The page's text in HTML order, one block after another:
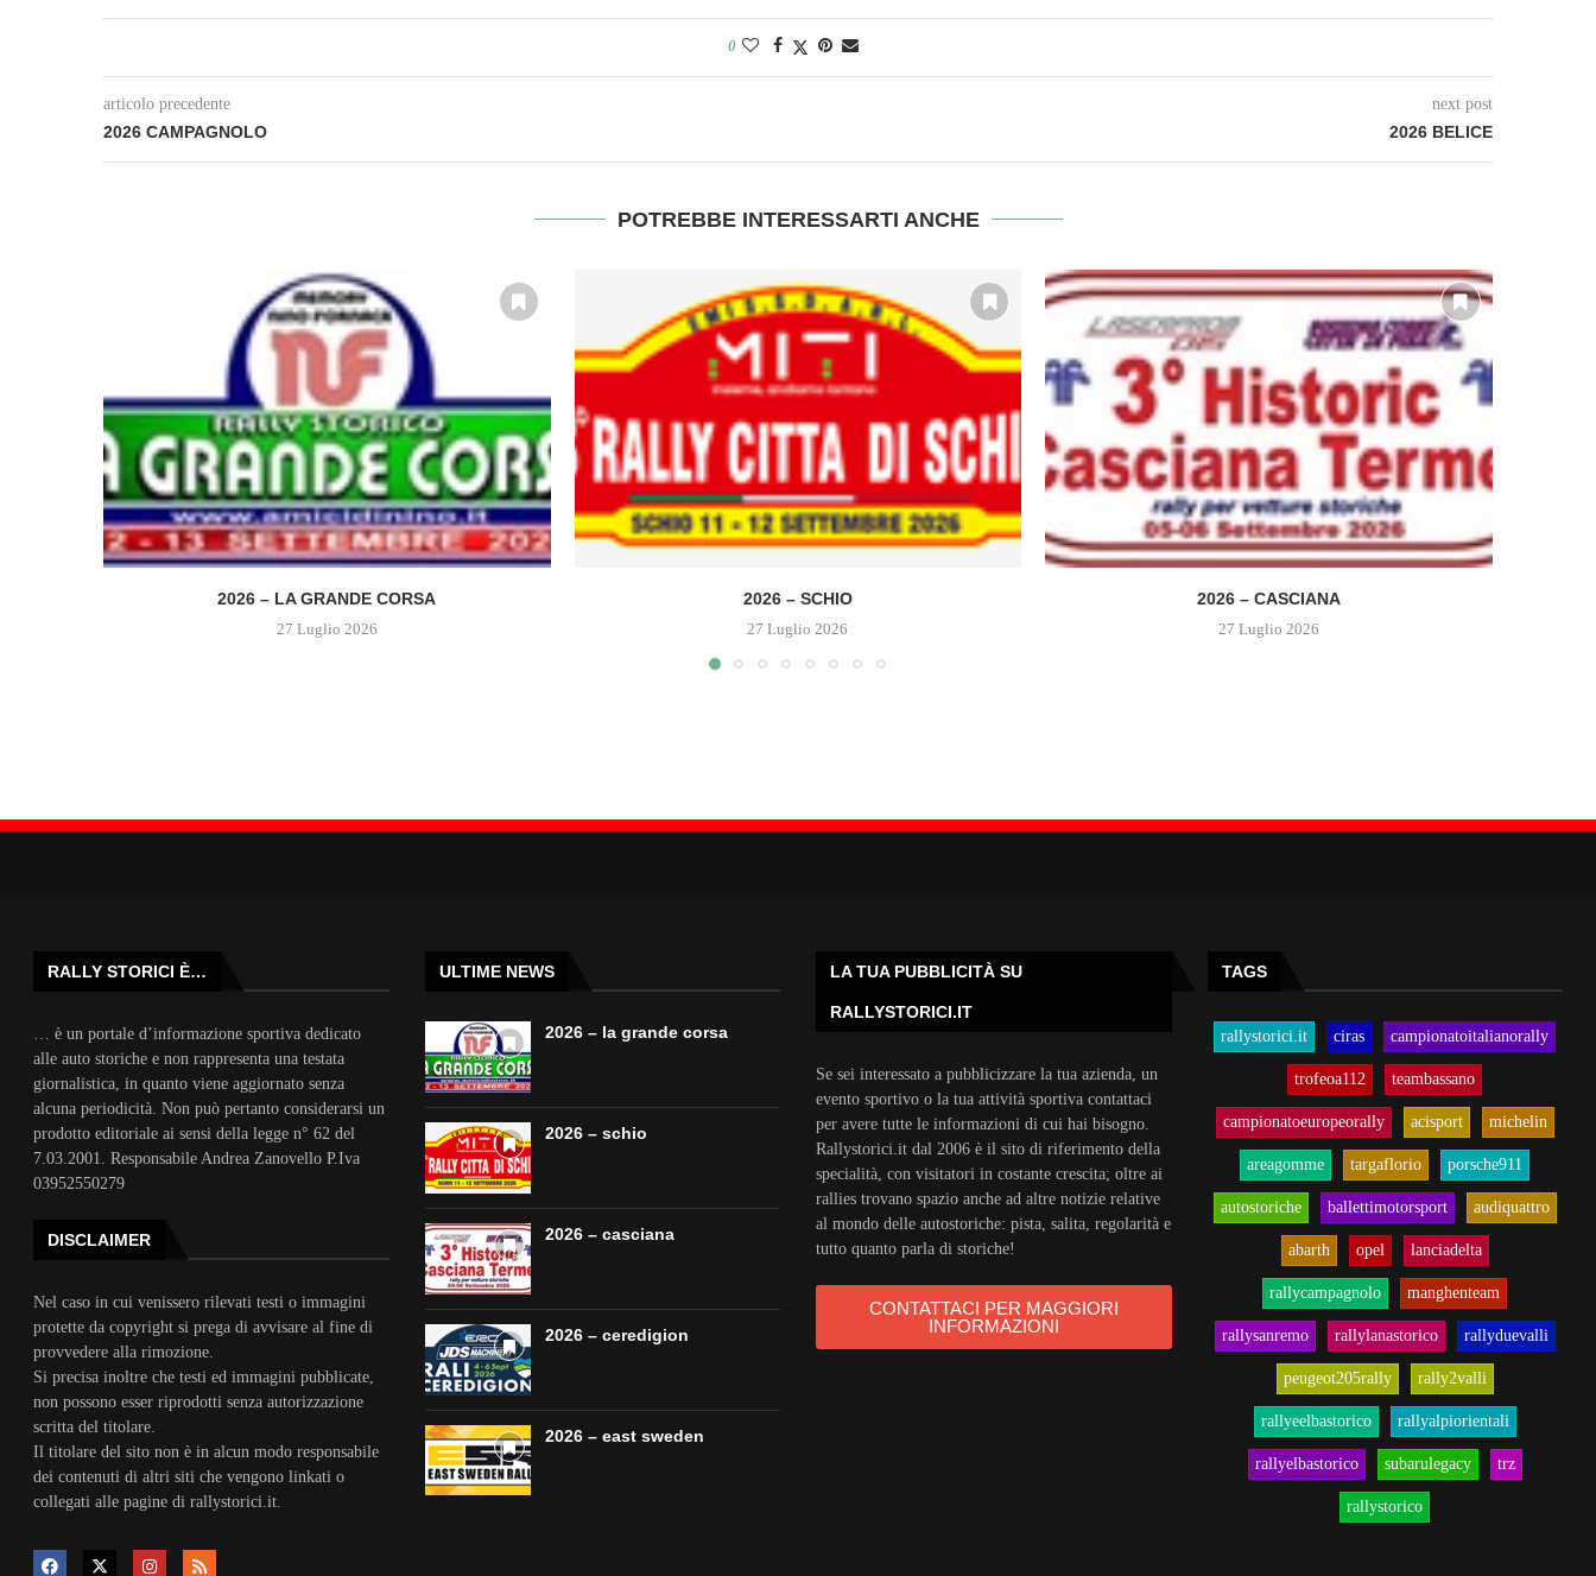
0
articolo precedente
2026 CAMPAGNOLO
next post
2026 BELICE
POTREBBE INTERESSARTI ANCHE
2026 – LA GRANDE CORSA
27 Luglio 2026
2026 – SCHIO
27 Luglio 2026
2026 – CASCIANA
27 Luglio 2026
RALLY STORICI È…
… è un portale d’informazione sportiva dedicato
alle auto storiche e non rappresenta una testata
giornalistica, in quanto viene aggiornato senza
alcuna periodicità. Non può pertanto considerarsi un
prodotto editoriale ai sensi della legge n° 62 del
7.03.2001. Responsabile Andrea Zanovello P.Iva
03952550279
DISCLAIMER
Nel caso in cui venissero rilevati testi o immagini
protette da copyright si prega di avvisare al fine di
provvedere alla rimozione.
Si precisa inoltre che testi ed immagini pubblicate,
non possono esser riprodotti senza autorizzazione
scritta del titolare.
Il titolare del sito non è in alcun modo responsabile
dei contenuti di altri siti che vengono linkati o
collegati alle pagine di rallystorici.it.
ULTIME NEWS
2026 – la grande corsa
2026 – schio
2026 – casciana
2026 – ceredigion
2026 – east sweden
LA TUA PUBBLICITÀ SU
RALLYSTORICI.IT
Se sei interessato a pubblicizzare la tua azienda, un
evento sportivo o la tua attività sportiva contattaci
per avere tutte le informazioni di cui hai bisogno.
Rallystorici.it dal 2006 è il sito di riferimento della
specialità, con visitatori in costante crescita; oltre ai
rallies trovano spazio anche ad altre notizie relative
al mondo delle autostoriche: pista, salita, regolarità e
tutto quanto parla di storiche!
CONTATTACI PER MAGGIORI
INFORMAZIONI
TAGS
rallystorici.it ciras campionatoitalianorally
trofeoa112 teambassano
campionatoeuropeorally acisport michelin
areagomme targaflorio porsche911
autostoriche ballettimotorsport audiquattro
abarth opel lanciadelta
rallycampagnolo manghenteam
rallysanremo rallylanastorico rallyduevalli
peugeot205rally rally2valli
rallyeelbastorico rallyalpiorientali
rallyelbastorico subarulegacy trz
rallystorico